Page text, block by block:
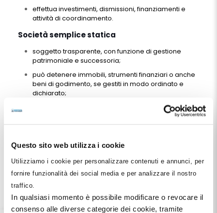
Questo sito web utilizza i cookie
Utilizziamo i cookie per personalizzare contenuti e annunci, per
fornire funzionalità dei social media e per analizzare il nostro
traffico.
In qualsiasi momento è possibile modificare o revocare il
consenso alle diverse categorie dei cookie, tramite
effettua investimenti, dismissioni, finanziamenti e
attività di coordinamento.
Società semplice statica
soggetto trasparente, con funzione di gestione
patrimoniale e successoria;
può detenere immobili, strumenti finanziari o anche
beni di godimento, se gestiti in modo ordinato e
dichiarato;
comunque una sostanza economica (gestione di
Quando la holding dinamica finanzia una società
se parzialmente destinati a godimento - la struttura è
coerente e non abusiva.
La liquidità si muove da un soggetto imprenditoriale a un
soggetto patrimoniale con finalità complementari:
gestione attiva da un lato, conservazione e tutela
dall’altro.